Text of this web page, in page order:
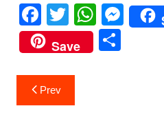
F
a
c
e
b
T
w
itt
er
W
h
at
M
e
Save
S
Post
navigation
Prev